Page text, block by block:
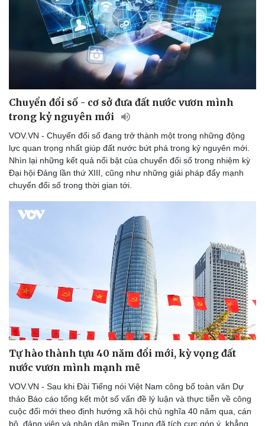
Chuyển đổi số - cơ sở đưa đất nước vươn mình
trong kỷ nguyên mới
VOV.VN - Chuyển đổi số đang trở thành một trong những động
lực quan trọng nhất giúp đất nước bứt phá trong kỷ nguyên mới.
Nhìn lại những kết quả nổi bật của chuyển đổi số trong nhiệm kỳ
Đại hội Đảng lần thứ XIII, cũng như những giải pháp đẩy mạnh
chuyển đổi số trong thời gian tới.
Tự hào thành tựu 40 năm đổi mới, kỳ vọng đất
nước vươn mình mạnh mẽ
VOV.VN - Sau khi Đài Tiếng nói Việt Nam công bố toàn văn Dự
thảo Báo cáo tổng kết một số vấn đề lý luận và thực tiễn về công
cuộc đổi mới theo định hướng xã hội chủ nghĩa 40 năm qua, cán
bộ, đảng viên và nhân dân miền Trung đã tích cực góp ý, khẳng